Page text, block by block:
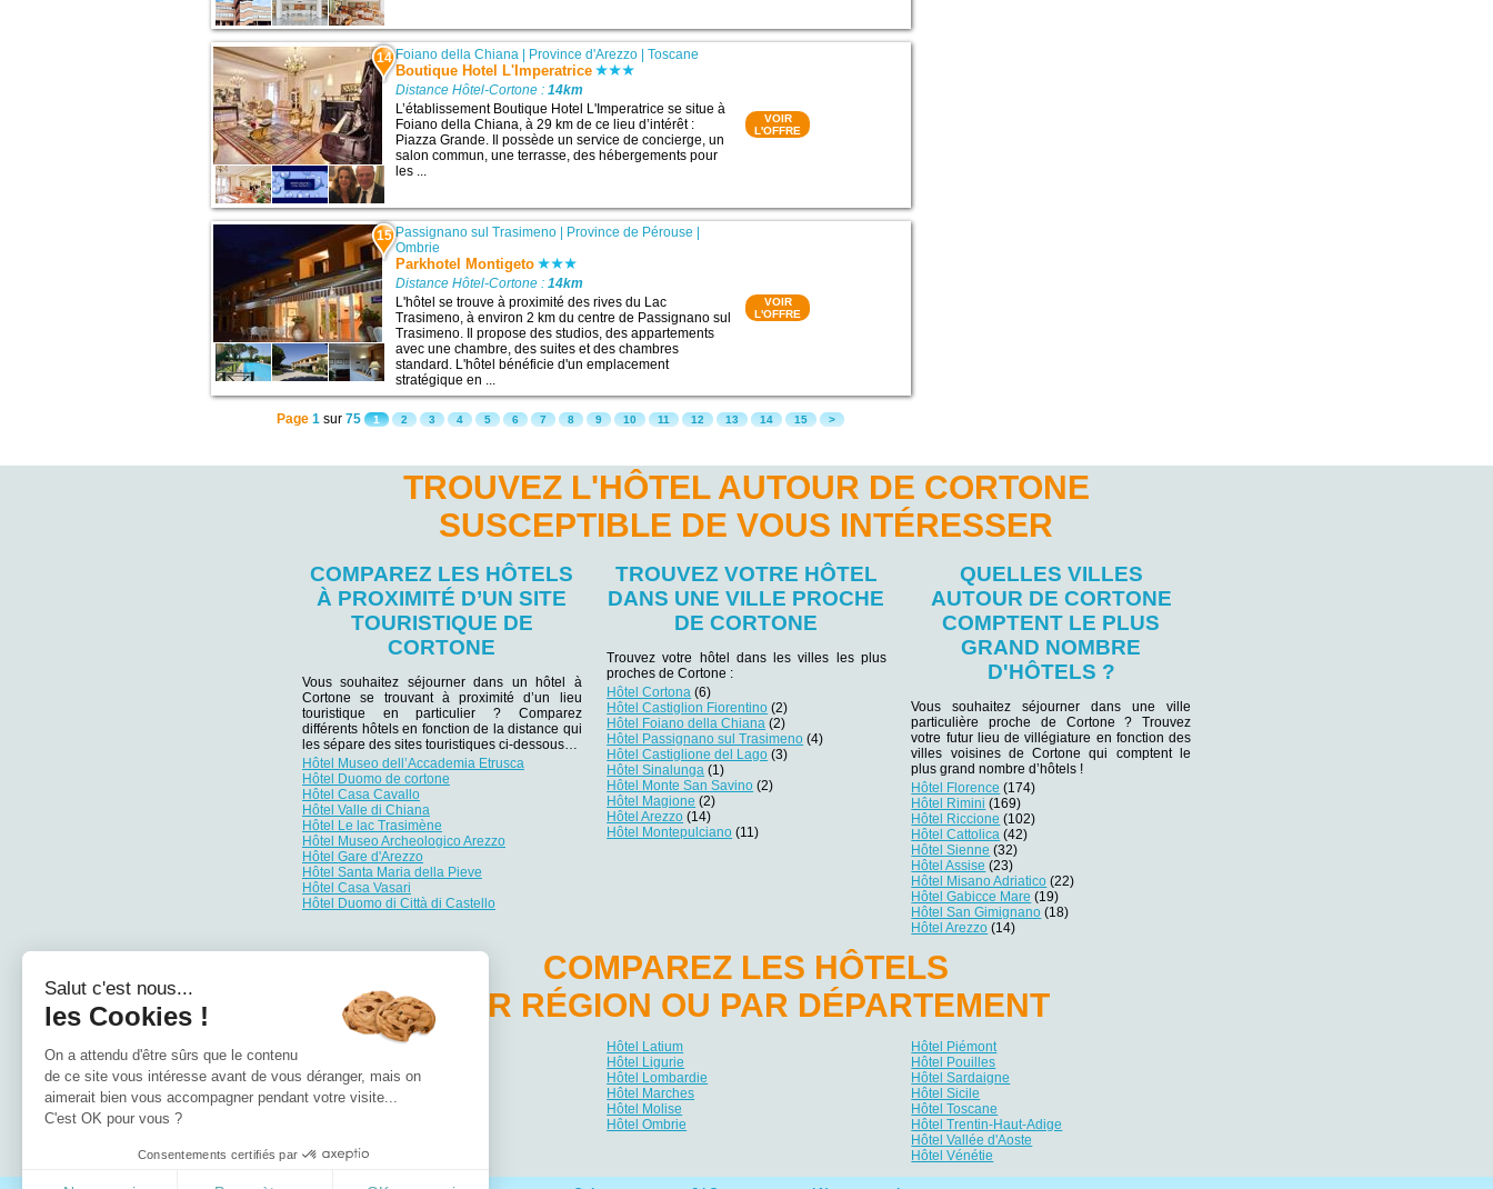
14 Foiano della Chiana Province d'Arezzo |Toscane
Boutique Hotel L'Imperatrice
Distance Hôtel-Cortone :14km
L’établissement Boutique Hotel L'Imperatrice se situe à
Foiano della Chiana, à 29 km de ce lieu d’intérêt :
Piazza Grande. Il possède un service de concierge, un
salon commun, une terrasse, des hébergements pour
les ...
VOIR
L'OFFRE
15 Passignano sul Trasimeno Province de Pérouse
Ombrie
Parkhotel Montigeto
Distance Hôtel-Cortone :14km
L'hôtel se trouve à proximité des rives du Lac
Trasimeno, à environ 2 km du centre de Passignano sul
Trasimeno. Il propose des studios, des appartements
avec une chambre, des suites et des chambres
standard. L'hôtel bénéficie d'un emplacement
stratégique en ...
VOIR
L'OFFRE
Page 1 sur75 1 2 3 4 5 6 7 8 9 10 11 12 13 14 15 >
TROUVEZ L'HÔTEL AUTOUR DE CORTONE
SUSCEPTIBLE DE VOUS INTÉRESSER
COMPAREZ LES HÔTELS
À PROXIMITÉ D’UN SITE
TOURISTIQUE DE
CORTONE
Vous souhaitez séjourner dans un hôtel à
Cortone se trouvant à proximité d’un lieu
touristique en particulier ? Comparez
différents hôtels en fonction de la distance qui
les sépare des sites touristiques ci-dessous…
Hôtel Museo dell’Accademia Etrusca
Hôtel Duomo de cortone
Hôtel Casa Cavallo
Hôtel Valle di Chiana
Hôtel Le lac Trasimène
Hôtel Museo Archeologico Arezzo
Hôtel Gare d'Arezzo
Hôtel Santa Maria della Pieve
Hôtel Casa Vasari
Hôtel Duomo di Città di Castello
TROUVEZ VOTRE HÔTEL
DANS UNE VILLE PROCHE
DE CORTONE
Trouvez votre hôtel dans les villes les plus
proches de Cortone :
Hôtel Cortona (6)
Hôtel Castiglion Fiorentino (2)
Hôtel Foiano della Chiana (2)
Hôtel Passignano sul Trasimeno (4)
Hôtel Castiglione del Lago (3)
Hôtel Sinalunga (1)
Hôtel Monte San Savino (2)
Hôtel Magione (2)
Hôtel Arezzo (14)
Hôtel Montepulciano (11)
QUELLES VILLES
AUTOUR DE CORTONE
COMPTENT LE PLUS
GRAND NOMBRE
D'HÔTELS ?
Vous souhaitez séjourner dans une ville
particulière proche de Cortone ? Trouvez
votre futur lieu de villégiature en fonction des
villes voisines de Cortone qui comptent le
plus grand nombre d’hôtels !
Hôtel Florence (174)
Hôtel Rimini (169)
Hôtel Riccione (102)
Hôtel Cattolica (42)
Hôtel Sienne (32)
Hôtel Assise (23)
Hôtel Misano Adriatico (22)
Hôtel Gabicce Mare (19)
Hôtel San Gimignano (18)
Hôtel Arezzo (14)
COMPAREZ LES HÔTELS
PAR RÉGION OU PAR DÉPARTEMENT
Hôtel Abruzzes
Hôtel Calabre
Hôtel Campanie
Hôtel Latium
Hôtel Ligurie
Hôtel Lombardie
Hôtel Marches
Hôtel Molise
Hôtel Ombrie
Hôtel Piémont
Hôtel Pouilles
Hôtel Sardaigne
Hôtel Sicile
Hôtel Toscane
Hôtel Trentin-Haut-Adige
Hôtel Vallée d'Aoste
Hôtel Vénétie
Salut c'est nous...
les Cookies !
On a attendu d'être sûrs que le contenu
de ce site vous intéresse avant de vous déranger, mais on
aimerait bien vous accompagner pendant votre visite...
C'est OK pour vous ?
Consentements certifiés par